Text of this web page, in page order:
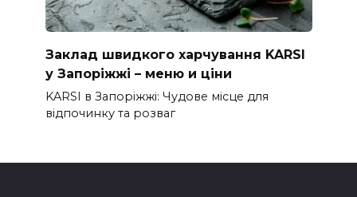
Заклад швидкого харчування KARSI
у Запоріжжі – меню и ціни
KARSI в Запоріжжі: Чудове місце для
відпочинку та розваг